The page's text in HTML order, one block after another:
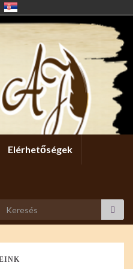
Elérhetőségek
Search for: